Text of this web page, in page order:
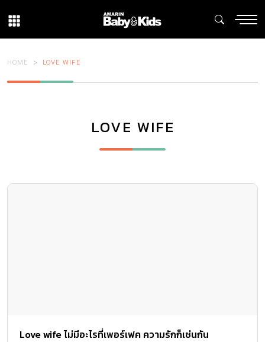
HOME LOVE WIFE
LOVE WIFE
Love wife ไม่มีอะไรที่เพอร์เฟค ความรักก็เช่นกัน